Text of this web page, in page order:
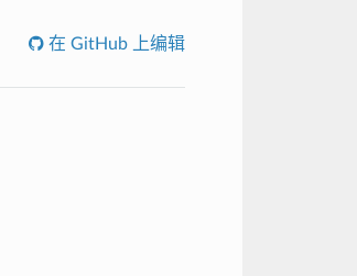
在 GitHub 上编辑